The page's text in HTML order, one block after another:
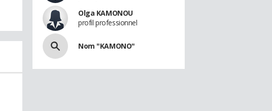
Olga KAMONOU
profil professionnel
Nom "KAMONO"